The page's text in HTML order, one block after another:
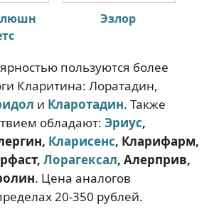
Эзлор
пользуются более
Кларитина: Лоратадин,
и Кларотадин. Также
обладают: Эриус,
Кларисенс, Кларифарм,
Лорагексал, Алерприв,
. Цена аналогов
20-350 рублей.